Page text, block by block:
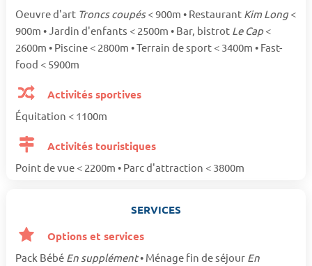
Oeuvre d'art Troncs coupés< 900m • Restaurant Kim Long<
900m • Jardin d'enfants < 2500m • Bar, bistrot Le Cap<
2600m • Piscine < 2800m • Terrain de sport < 3400m • Fast-
food < 5900m
Activités sportives
Équitation < 1100m
Activités touristiques
Point de vue < 2200m • Parc d'attraction < 3800m
SERVICES
Options et services
Pack Bébé En supplément• Ménage fin de séjour En